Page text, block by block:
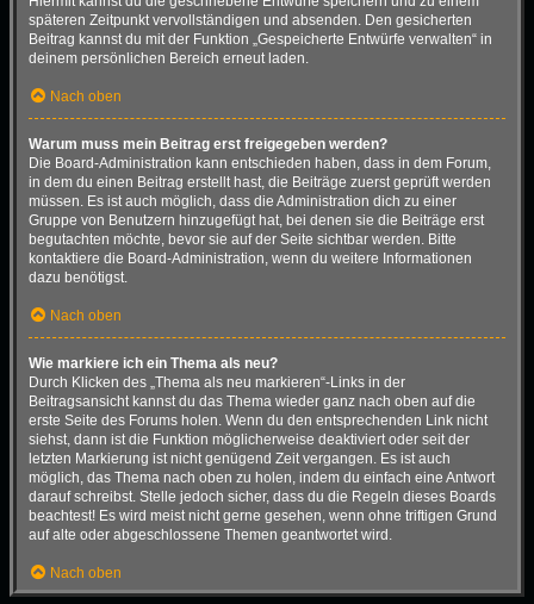
späteren Zeitpunkt vervollständigen und absenden. Den gesicherten
Beitrag kannst du mit der Funktion „Gespeicherte Entwürfe verwalten“ in
deinem persönlichen Bereich erneut laden.
Nach oben
Warum muss mein Beitrag erst freigegeben werden?
Die Board-Administration kann entschieden haben, dass in dem Forum,
in dem du einen Beitrag erstellt hast, die Beiträge zuerst geprüft werden
müssen. Es ist auch möglich, dass die Administration dich zu einer
Gruppe von Benutzern hinzugefügt hat, bei denen sie die Beiträge erst
begutachten möchte, bevor sie auf der Seite sichtbar werden. Bitte
kontaktiere die Board-Administration, wenn du weitere Informationen
dazu benötigst.
Nach oben
Wie markiere ich ein Thema als neu?
Durch Klicken des „Thema als neu markieren“-Links in der
Beitragsansicht kannst du das Thema wieder ganz nach oben auf die
erste Seite des Forums holen. Wenn du den entsprechenden Link nicht
siehst, dann ist die Funktion möglicherweise deaktiviert oder seit der
letzten Markierung ist nicht genügend Zeit vergangen. Es ist auch
möglich, das Thema nach oben zu holen, indem du einfach eine Antwort
darauf schreibst. Stelle jedoch sicher, dass du die Regeln dieses Boards
beachtest! Es wird meist nicht gerne gesehen, wenn ohne triftigen Grund
auf alte oder abgeschlossene Themen geantwortet wird.
Nach oben